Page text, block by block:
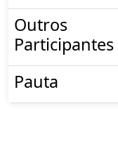
Outros
Participantes
Pauta